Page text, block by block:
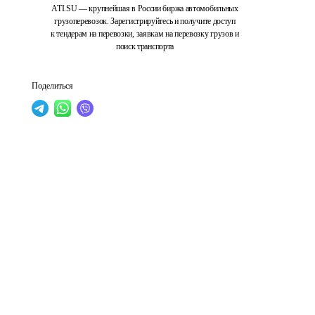
ATI.SU — крупнейшая в России биржа автомобильных
грузоперевозок. Зарегистрируйтесь и получите доступ
к тендерам на перевозки, заявкам на перевозку грузов и
поиск транспорта
Поделиться